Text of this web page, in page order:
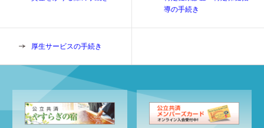
導の手続き
厚生サービスの手続き